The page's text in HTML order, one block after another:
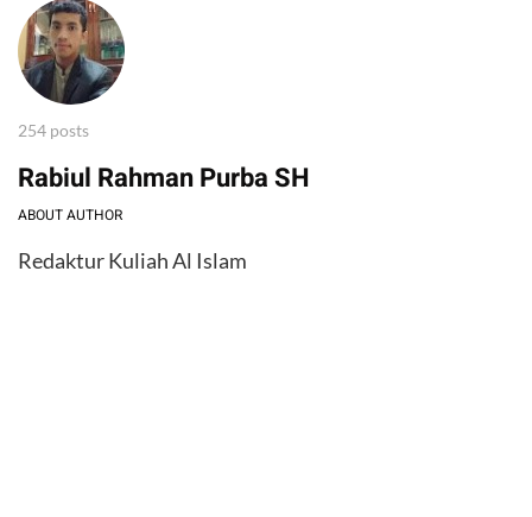
254 posts
Rabiul Rahman Purba SH
ABOUT AUTHOR
Redaktur Kuliah Al Islam